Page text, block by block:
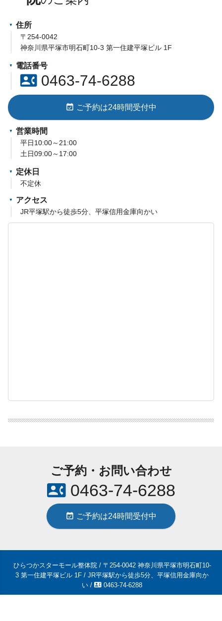
住所
〒254-0042
神奈川県平塚市明石町10-3 第一住建平塚ビル 1F
電話番号
contact_phone0463-74-6288
event_available ご予約は24時間受付中
営業時間
平日10:00～21:00
土日09:00～17:00
定休日
不定休
アクセス
JR平塚駅から徒歩5分、平塚信用金庫向かい
ご予約・お問い合わせ
contact_phone0463-74-6288
event_available ご予約は24時間受付中
ひらつかスターモール整体院 / 〒254-0042 神奈川県平塚市明石町10-
3 第一住建平塚ビル 1F / JR平塚駅から徒歩5分、平塚信用金庫向か
い / contact_phone 0463-74-6288